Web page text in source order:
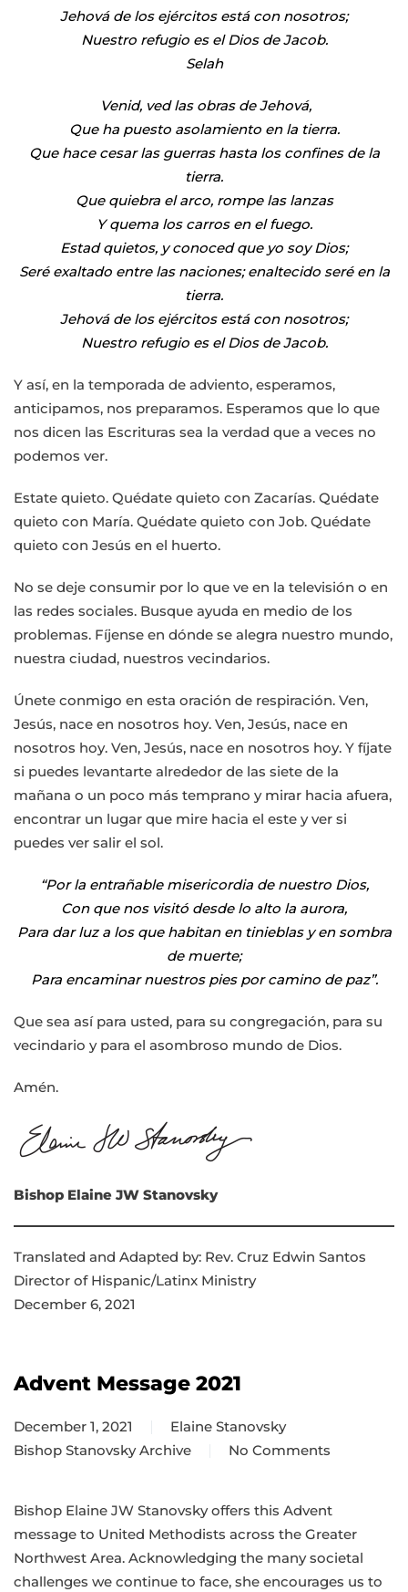
Jehová de los ejércitos está con nosotros;
Nuestro refugio es el Dios de Jacob.
Selah
Venid, ved las obras de Jehová,
Que ha puesto asolamiento en la tierra.
Que hace cesar las guerras hasta los confines de la
tierra.
Que quiebra el arco, rompe las lanzas
Y quema los carros en el fuego.
Estad quietos, y conoced que yo soy Dios;
Seré exaltado entre las naciones; enaltecido seré en la
tierra.
Jehová de los ejércitos está con nosotros;
Nuestro refugio es el Dios de Jacob.
Y así, en la temporada de adviento, esperamos,
anticipamos, nos preparamos. Esperamos que lo que
nos dicen las Escrituras sea la verdad que a veces no
podemos ver.
Estate quieto. Quédate quieto con Zacarías. Quédate
quieto con María. Quédate quieto con Job. Quédate
quieto con Jesús en el huerto.
No se deje consumir por lo que ve en la televisión o en
las redes sociales. Busque ayuda en medio de los
problemas. Fíjense en dónde se alegra nuestro mundo,
nuestra ciudad, nuestros vecindarios.
Únete conmigo en esta oración de respiración. Ven,
Jesús, nace en nosotros hoy. Ven, Jesús, nace en
nosotros hoy. Ven, Jesús, nace en nosotros hoy. Y fíjate
si puedes levantarte alrededor de las siete de la
mañana o un poco más temprano y mirar hacia afuera,
encontrar un lugar que mire hacia el este y ver si
puedes ver salir el sol.
“Por la entrañable misericordia de nuestro Dios,
Con que nos visitó desde lo alto la aurora,
Para dar luz a los que habitan en tinieblas y en sombra
de muerte;
Para encaminar nuestros pies por camino de paz”.
Que sea así para usted, para su congregación, para su
vecindario y para el asombroso mundo de Dios.
Amén.
Bishop Elaine JW Stanovsky
Translated and Adapted by: Rev. Cruz Edwin Santos
Director of Hispanic/Latinx Ministry
December 6, 2021
Advent Message 2021
December 1, 2021
Elaine Stanovsky
Bishop Stanovsky Archive
No Comments
on
Message
2021
Bishop Elaine JW Stanovsky offers this Advent
message to United Methodists across the Greater
Northwest Area. Acknowledging the many societal
challenges we continue to face, she encourages us to